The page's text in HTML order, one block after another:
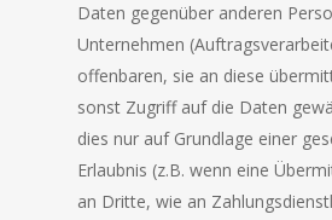
Daten gegenüber anderen
Unternehmen
offenbaren, sie an diese
sonst Zugriff auf die Daten
dies nur auf Grundlage einer
Erlaubnis (z.B. wenn eine
an Dritte, wie an